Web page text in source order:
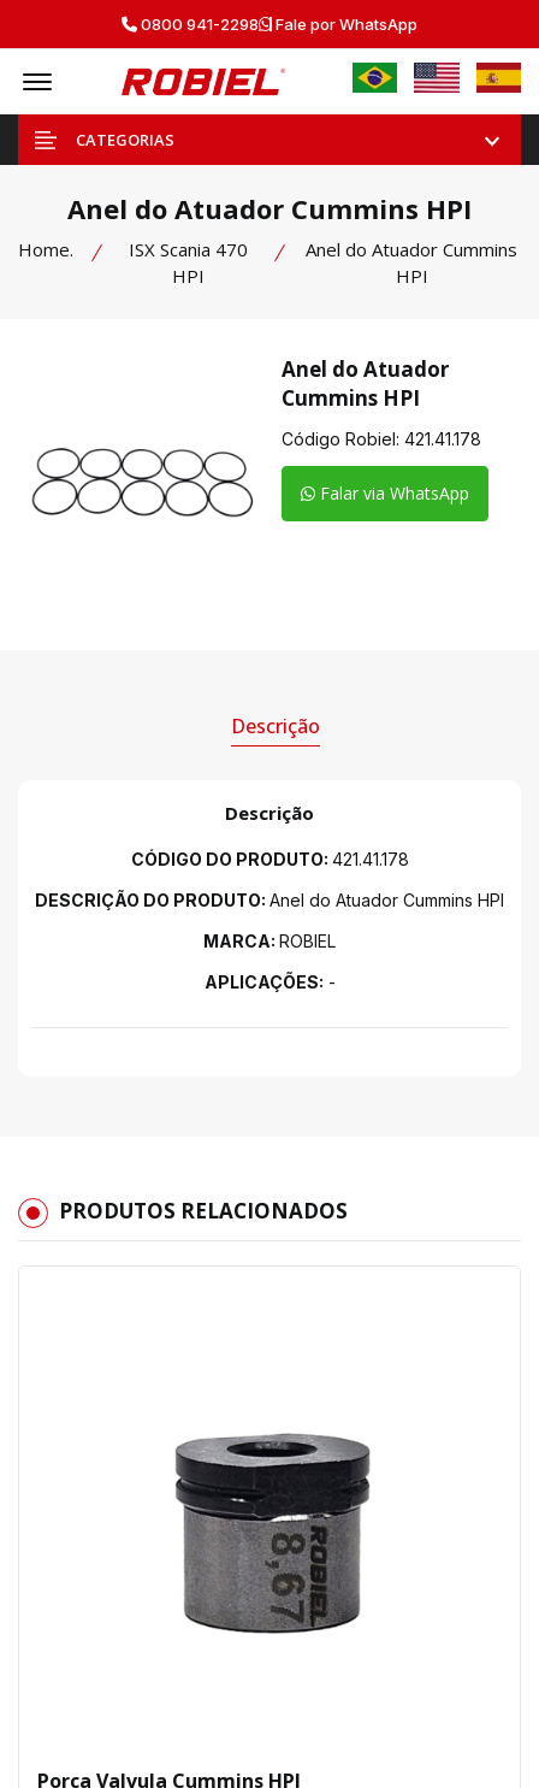
0800 941-2298 Fale por WhatsApp
Offcanvas Menu Open
CATEGORIAS
Anel do Atuador Cummins HPI
Home.
ISX Scania 470
HPI
Anel do Atuador Cummins
HPI
Anel do Atuador
Cummins HPI
Código Robiel: 421.41.178
Falar via WhatsApp
Descrição
Descrição
CÓDIGO DO PRODUTO: 421.41.178
DESCRIÇÃO DO PRODUTO: Anel do Atuador Cummins HPI
MARCA: ROBIEL
APLICAÇÕES: -
PRODUTOS RELACIONADOS
Porca Valvula Cummins HPI